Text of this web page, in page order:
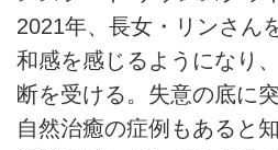
2021年、長女・リンさん
和感を感じるようになり
断を受ける。失意の底に
自然治癒の症例もあると